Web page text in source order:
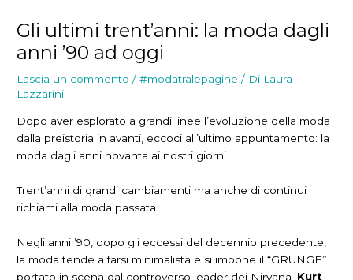
Gli ultimi trent’anni: la moda dagli
anni ’90 ad oggi
Lascia un commento /#modatralepagine / Di Laura
Lazzarini
Dopo aver esplorato a grandi linee l’evoluzione della moda
dalla preistoria in avanti, eccoci all’ultimo appuntamento: la
moda dagli anni novanta ai nostri giorni.
Trent’anni di grandi cambiamenti ma anche di continui
richiami alla moda passata.
Negli anni ’90, dopo gli eccessi del decennio precedente,
la moda tende a farsi minimalista e si impone il “GRUNGE”
portato in scena dal controverso leader dei Nirvana, Kurt